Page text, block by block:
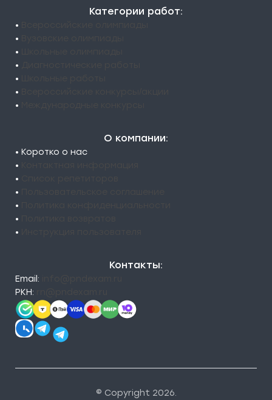
Категории работ:
•
•
•
•
•
•
•
О компании:
• Коротко о нас
•
•
•
•
•
•
Контакты:
Email:
РКН:
© Copyright 2026.